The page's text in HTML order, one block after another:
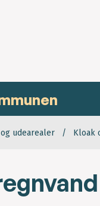
udearealer Kloak